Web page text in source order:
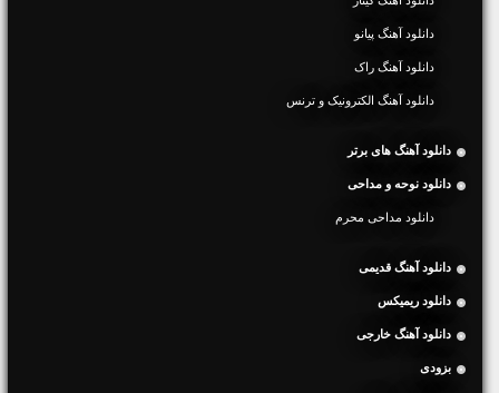
دانلود آهنگ پیانو
دانلود آهنگ راک
دانلود آهنگ الکترونیک و ترنس
دانلود آهنگ های برتر
دانلود نوحه و مداحی
دانلود مداحی محرم
دانلود آهنگ قدیمی
دانلود ریمیکس
دانلود آهنگ خارجی
بزودی